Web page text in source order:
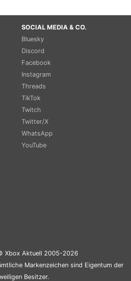
SOCIAL MEDIA & CO.
Bluesky
Discord
Facebook
Instagram
Threads
TikTok
Twitch
Twitter/X
WhatsApp
YouTube
Xbox Aktuell 2005-2026
Markenzeichen sind Eigentum der
Besitzer.